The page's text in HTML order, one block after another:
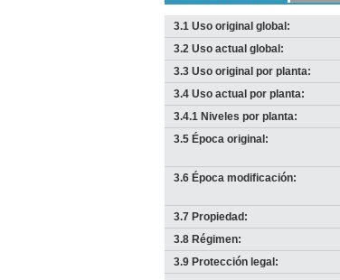
imagen
original
Anterior Pausa Siguiente
3.1 Uso original global:
3.2 Uso actual global:
3.3 Uso original por planta:
3.4 Uso actual por planta:
3.4.1 Niveles por planta:
3.5 Época original:
3.6 Época modificación:
3.7 Propiedad:
3.8 Régimen:
3.9 Protección legal: